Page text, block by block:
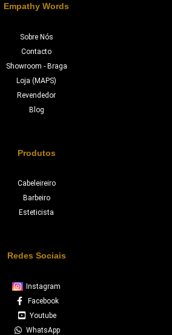
Empathy Words
Sobre Nós
Contacto
Showroom - Braga
Loja (MAPS)
Revendedor
Blog
Produtos
Cabeleireiro
Barbeiro
Esteticista
Redes Sociais
Instagram
Facebook
Youtube
WhatsApp